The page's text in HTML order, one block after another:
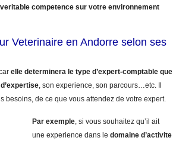
veritable competence sur votre environnement
Veterinaire en Andorre selon ses
elle determinera le type d’expert-comptable que
, son experience, son parcours…etc. Il
besoins, de ce que vous attendez de votre expert.
Par exemple, si vous souhaitez qu’il ait
une experience dans le domaine d’activite